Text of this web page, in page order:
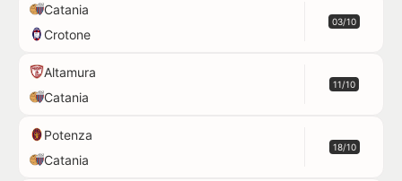
Catania
Crotone
03/10
Altamura
Catania
11/10
Potenza
Catania
18/10